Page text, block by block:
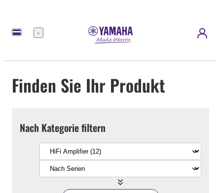
Menü
Finden Sie Ihr Produkt
Nach Kategorie filtern